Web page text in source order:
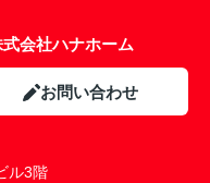
会社ハナホーム
お問い合わせ
ル3階